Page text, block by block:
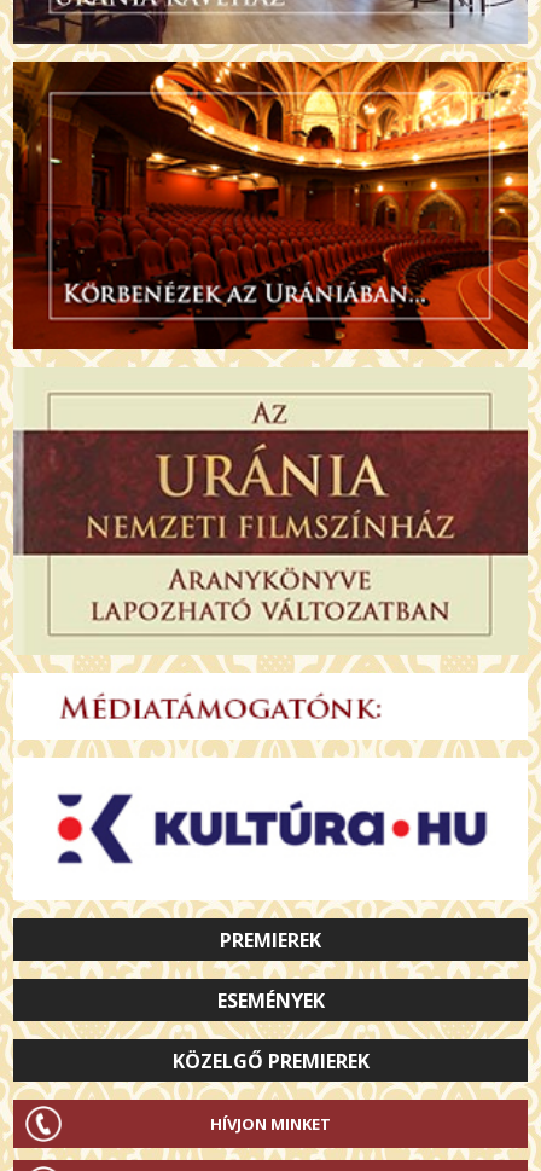
PREMIEREK
ESEMÉNYEK
KÖZELGŐ PREMIEREK
HÍVJON MINKET